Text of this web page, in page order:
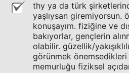
thy ya da türk
yaşlıysan giremiyorsun.
konuşayım. fiziğine ve
bakıyorlar, gençlerin
olabilir. güzellik/
görünmek önemsedikleri
memurluğu fiziksel